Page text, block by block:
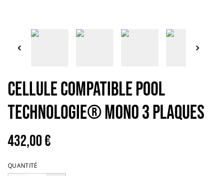
Cellule Compatible Pool
Technologie® Mono 3 plaques
432,00 €
QUANTITÉ